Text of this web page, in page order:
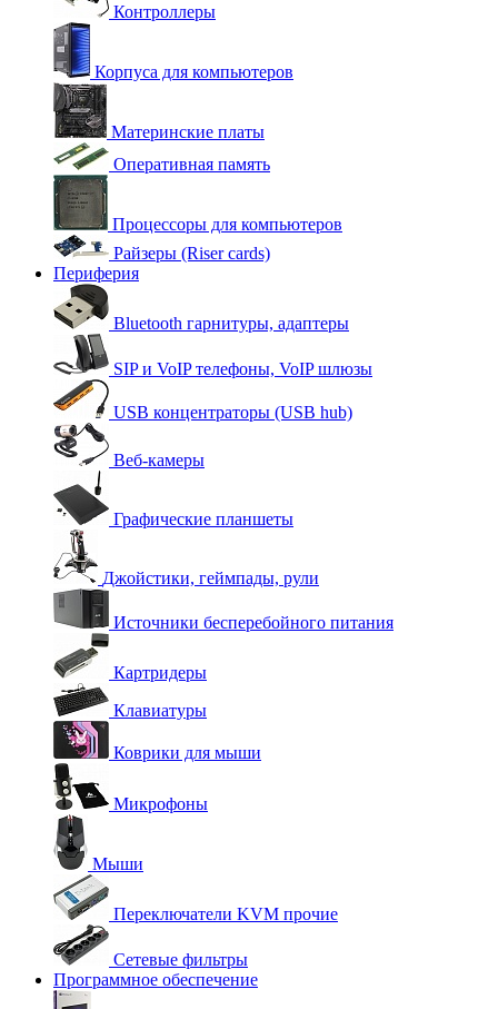
Контроллеры
Корпуса для компьютеров
Материнские платы
Оперативная память
Процессоры для компьютеров
Райзеры (Riser cards)
Периферия
Bluetooth гарнитуры, адаптеры
SIP и VoIP телефоны, VoIP шлюзы
USB концентраторы (USB hub)
Веб-камеры
Графические планшеты
Джойстики, геймпады, рули
Источники бесперебойного питания
Картридеры
Клавиатуры
Коврики для мыши
Микрофоны
Мыши
Переключатели KVM прочие
Сетевые фильтры
Программное обеспечение